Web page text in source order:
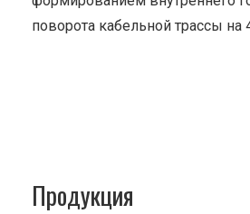
поворота кабельной трассы на
Продукция